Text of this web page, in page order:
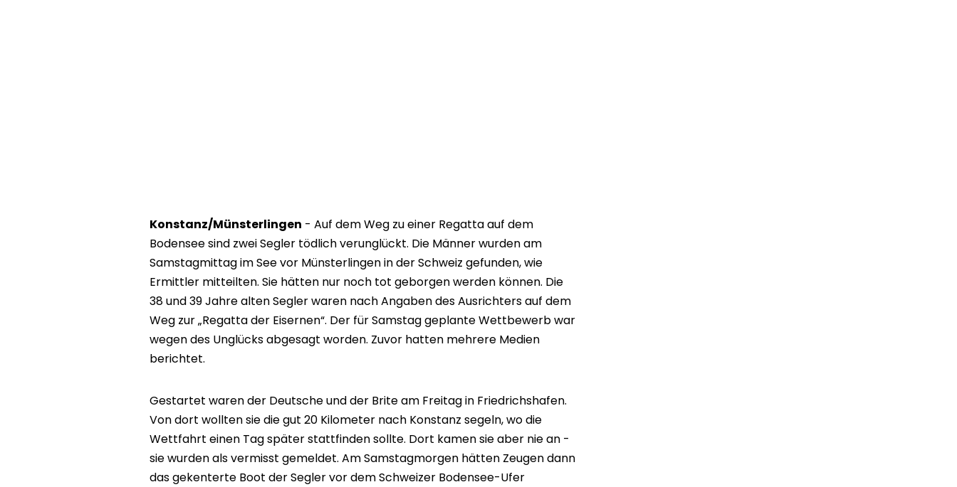
Konstanz/Münsterlingen - Auf dem Weg zu einer Regatta auf dem
Bodensee sind zwei Segler tödlich verunglückt. Die Männer wurden am
Samstagmittag im See vor Münsterlingen in der Schweiz gefunden, wie
Ermittler mitteilten. Sie hätten nur noch tot geborgen werden können. Die
38 und 39 Jahre alten Segler waren nach Angaben des Ausrichters auf dem
Weg zur „Regatta der Eisernen“. Der für Samstag geplante Wettbewerb war
wegen des Unglücks abgesagt worden. Zuvor hatten mehrere Medien
berichtet.
Gestartet waren der Deutsche und der Brite am Freitag in Friedrichshafen.
Von dort wollten sie die gut 20 Kilometer nach Konstanz segeln, wo die
Wettfahrt einen Tag später stattfinden sollte. Dort kamen sie aber nie an -
sie wurden als vermisst gemeldet. Am Samstagmorgen hätten Zeugen dann
das gekenterte Boot der Segler vor dem Schweizer Bodensee-Ufer